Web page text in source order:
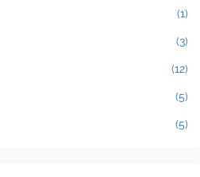
(1)
(3)
(12)
(5)
(5)